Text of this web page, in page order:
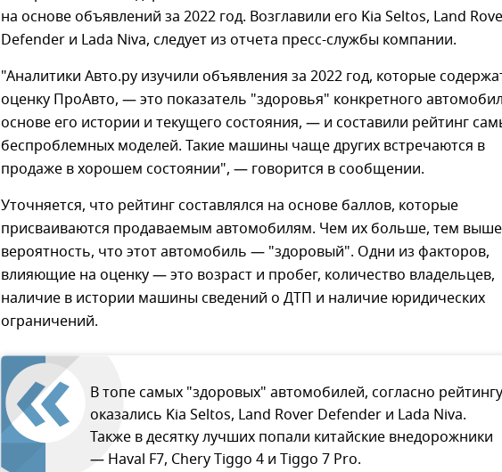
на основе объявлений за 2022 год. Возглавили его Kia Seltos, Land
Defender и Lada Niva, следует из отчета пресс-службы компании.
"Аналитики Авто.ру изучили объявления за 2022 год, которые
оценку ПроАвто, — это показатель "здоровья" конкретного
основе его истории и текущего состояния, — и составили рейтинг
беспроблемных моделей. Такие машины чаще других встречаются в
продаже в хорошем состоянии", — говорится в сообщении.
Уточняется, что рейтинг составлялся на основе баллов, которые
присваиваются продаваемым автомобилям. Чем их больше, тем выше
вероятность, что этот автомобиль — "здоровый". Одни из факторов,
влияющие на оценку — это возраст и пробег, количество владельцев,
наличие в истории машины сведений о ДТП и наличие юридических
ограничений.
В топе самых "здоровых" автомобилей, согласно
оказались Kia Seltos, Land Rover Defender и Lada Niva.
Также в десятку лучших попали китайские внедорожники
— Haval F7, Chery Tiggo 4 и Tiggo 7 Pro.